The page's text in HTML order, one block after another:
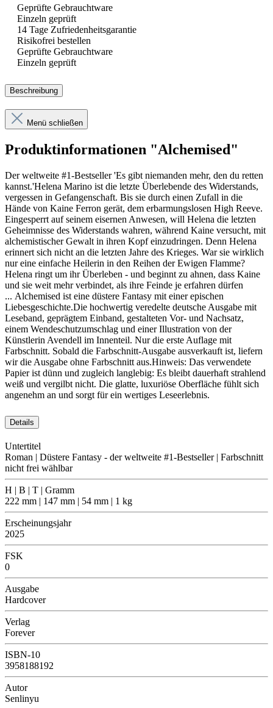
Geprüfte Gebrauchtware
Einzeln geprüft
14 Tage Zufriedenheitsgarantie
Risikofrei bestellen
Geprüfte Gebrauchtware
Einzeln geprüft
Beschreibung
Menü schließen
Produktinformationen "Alchemised"
Der weltweite #1-Bestseller 'Es gibt niemanden mehr, den du retten
kannst.'Helena Marino ist die letzte Überlebende des Widerstands,
vergessen in Gefangenschaft. Bis sie durch einen Zufall in die
Hände von Kaine Ferron gerät, dem erbarmungslosen High Reeve.
Eingesperrt auf seinem eisernen Anwesen, will Helena die letzten
Geheimnisse des Widerstands wahren, während Kaine versucht, mit
alchemistischer Gewalt in ihren Kopf einzudringen. Denn Helena
erinnert sich nicht an die letzten Jahre des Krieges. War sie wirklich
nur eine einfache Heilerin in den Reihen der Ewigen Flamme?
Helena ringt um ihr Überleben - und beginnt zu ahnen, dass Kaine
und sie weit mehr verbindet, als ihre Feinde je erfahren dürfen
... Alchemised ist eine düstere Fantasy mit einer epischen
Liebesgeschichte.Die hochwertig veredelte deutsche Ausgabe mit
Leseband, geprägtem Einband, gestalteten Vor- und Nachsatz,
einem Wendeschutzumschlag und einer Illustration von der
Künstlerin Avendell im Innenteil. Nur die erste Auflage mit
Farbschnitt. Sobald die Farbschnitt-Ausgabe ausverkauft ist, liefern
wir die Ausgabe ohne Farbschnitt aus.Hinweis: Das verwendete
Papier ist dünn und zugleich langlebig: Es bleibt dauerhaft strahlend
weiß und vergilbt nicht. Die glatte, luxuriöse Oberfläche fühlt sich
angenehm an und sorgt für ein wertiges Leseerlebnis.
Details
Untertitel
Roman | Düstere Fantasy - der weltweite #1-Bestseller | Farbschnitt
nicht frei wählbar
H | B | T | Gramm
222 mm | 147 mm | 54 mm | 1 kg
Erscheinungsjahr
2025
FSK
0
Ausgabe
Hardcover
Verlag
Forever
ISBN-10
3958188192
Autor
Senlinyu